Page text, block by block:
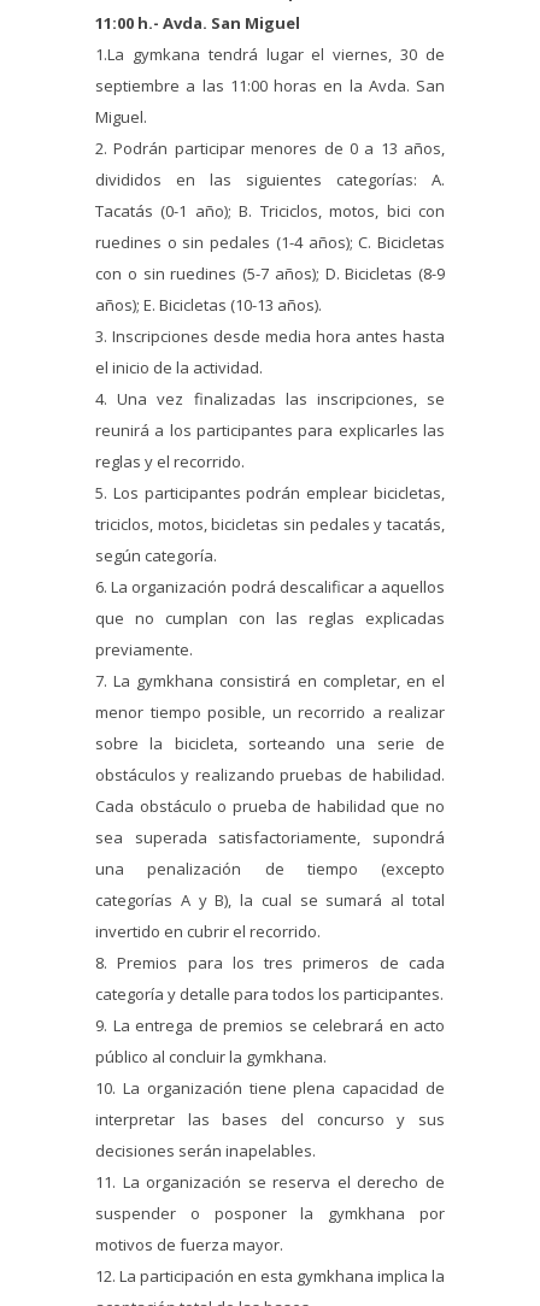
11:00 h.- Avda. San Miguel
1.La gymkana tendrá lugar el viernes, 30 de
septiembre a las 11:00 horas en la Avda. San
Miguel.
2. Podrán participar menores de 0 a 13 años,
divididos en las siguientes categorías: A.
Tacatás (0-1 año); B. Triciclos, motos, bici con
ruedines o sin pedales (1-4 años); C. Bicicletas
con o sin ruedines (5-7 años); D. Bicicletas (8-9
años); E. Bicicletas (10-13 años).
3. Inscripciones desde media hora antes hasta
el inicio de la actividad.
4. Una vez finalizadas las inscripciones, se
reunirá a los participantes para explicarles las
reglas y el recorrido.
5. Los participantes podrán emplear bicicletas,
triciclos, motos, bicicletas sin pedales y tacatás,
según categoría.
6. La organización podrá descalificar a aquellos
que no cumplan con las reglas explicadas
previamente.
7. La gymkhana consistirá en completar, en el
menor tiempo posible, un recorrido a realizar
sobre la bicicleta, sorteando una serie de
obstáculos y realizando pruebas de habilidad.
Cada obstáculo o prueba de habilidad que no
sea superada satisfactoriamente, supondrá
una penalización de tiempo (excepto
categorías A y B), la cual se sumará al total
invertido en cubrir el recorrido.
8. Premios para los tres primeros de cada
categoría y detalle para todos los participantes.
9. La entrega de premios se celebrará en acto
público al concluir la gymkhana.
10. La organización tiene plena capacidad de
interpretar las bases del concurso y sus
decisiones serán inapelables.
11. La organización se reserva el derecho de
suspender o posponer la gymkhana por
motivos de fuerza mayor.
12. La participación en esta gymkhana implica la